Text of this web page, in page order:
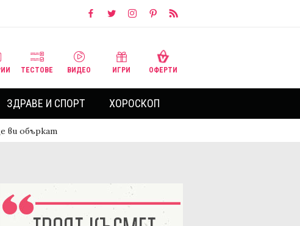
ТЕСТОВЕ ВИДЕО ИГРИ ОФЕРТИ
ЗДРАВЕ И СПОРТ ХОРОСКОП
ви объркат